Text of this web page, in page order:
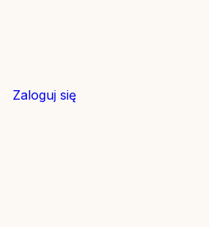
Zaloguj się